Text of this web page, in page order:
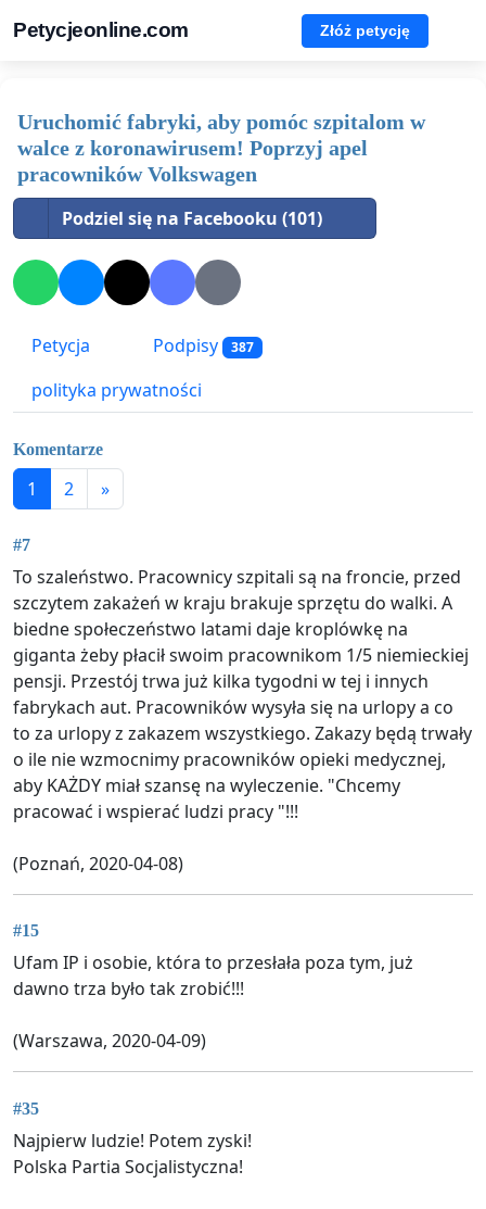
Petycjeonline.com Złóż petycję
Uruchomić fabryki, aby pomóc szpitalom w
walce z koronawirusem! Poprzyj apel
pracowników Volkswagen
Podziel się na Facebooku (101)
Petycja Podpisy 387
polityka prywatności
Komentarze
1 2 »
#7
To szaleństwo. Pracownicy szpitali są na froncie, przed
szczytem zakażeń w kraju brakuje sprzętu do walki. A
biedne społeczeństwo latami daje kroplówkę na
giganta żeby płacił swoim pracownikom 1/5 niemieckiej
pensji. Przestój trwa już kilka tygodni w tej i innych
fabrykach aut. Pracowników wysyła się na urlopy a co
to za urlopy z zakazem wszystkiego. Zakazy będą trwały
o ile nie wzmocnimy pracowników opieki medycznej,
aby KAŻDY miał szansę na wyleczenie. "Chcemy
pracować i wspierać ludzi pracy "!!!
(Poznań, 2020-04-08)
#15
Ufam IP i osobie, która to przesłała poza tym, już
dawno trza było tak zrobić!!!
(Warszawa, 2020-04-09)
#35
Najpierw ludzie! Potem zyski!
Polska Partia Socjalistyczna!